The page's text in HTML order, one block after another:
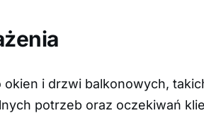
i drzwi balkonowych,
potrzeb oraz oczekiwań